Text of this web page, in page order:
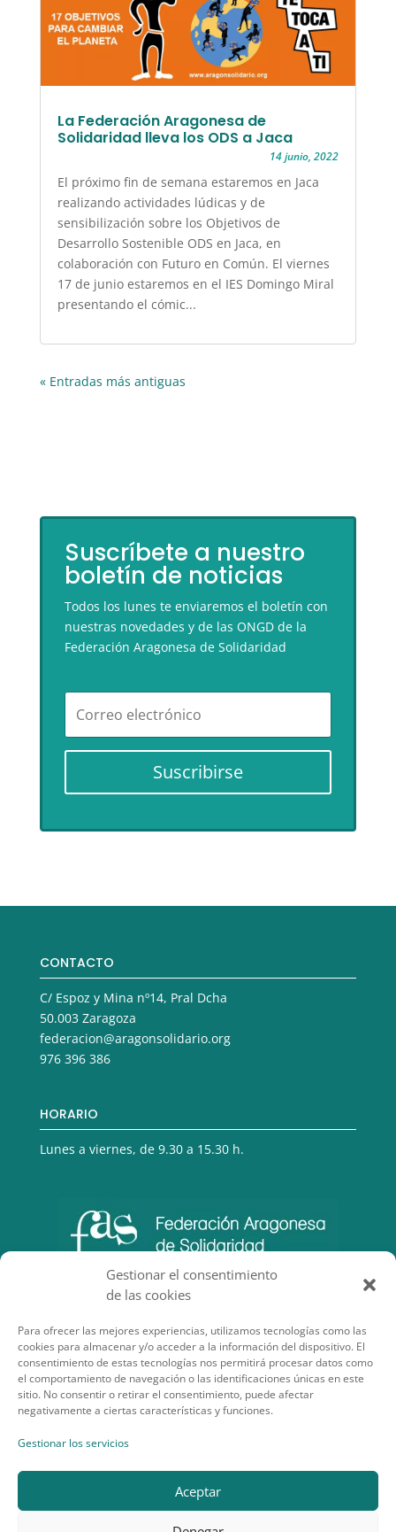
Gestionar el consentimiento
de las cookies
Para ofrecer las mejores experiencias, utilizamos tecnologías como las
cookies para almacenar y/o acceder a la información del dispositivo. El
consentimiento de estas tecnologías nos permitirá procesar datos como
el comportamiento de navegación o las identificaciones únicas en este
sitio. No consentir o retirar el consentimiento, puede afectar
negativamente a ciertas características y funciones.
Gestionar los servicios
Aceptar
La Federación Aragonesa de
Solidaridad lleva los ODS a Jaca
14 junio, 2022
El próximo fin de semana estaremos en Jaca
realizando actividades lúdicas y de
sensibilización sobre los Objetivos de
Desarrollo Sostenible ODS en Jaca, en
colaboración con Futuro en Común. El viernes
17 de junio estaremos en el IES Domingo Miral
presentando el cómic...
« Entradas más antiguas
Suscríbete a nuestro
boletín de noticias
Todos los lunes te enviaremos el boletín con
nuestras novedades y de las ONGD de la
Federación Aragonesa de Solidaridad
Suscribirse
CONTACTO
C/ Espoz y Mina nº14, Pral Dcha
50.003 Zaragoza
federacion@aragonsolidario.org
976 396 386
HORARIO
Lunes a viernes, de 9.30 a 15.30 h.
SECCIONES DE INTERÉS